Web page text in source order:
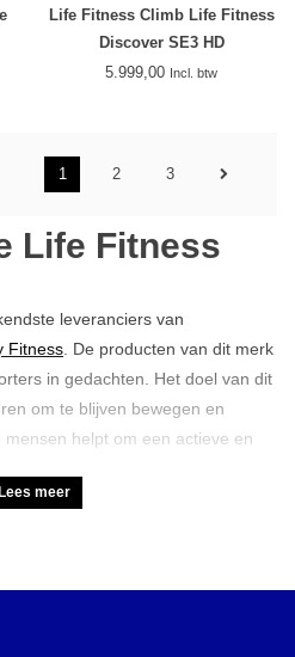
Life Fitness Climb Life Fitness
Discover SE3 HD
5.999,00 Incl. btw
1 2 3
Life Fitness
leveranciers van
Fitness . De producten van dit merk
in gedachten. Het doel van dit
om te blijven bewegen en
helpt om een actieve en
Fitness voor zowel kracht als
voor Life
Lees meer